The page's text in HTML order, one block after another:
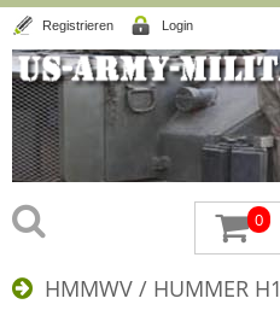
Registrieren Login
0
HMMWV / HUMMER H1